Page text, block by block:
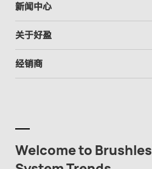
新闻中心
关于好盈
经销商
Welcome to